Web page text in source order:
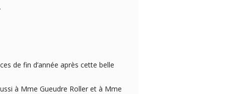
de fin d’année après cette belle
à Mme Gueudre Roller et à Mme